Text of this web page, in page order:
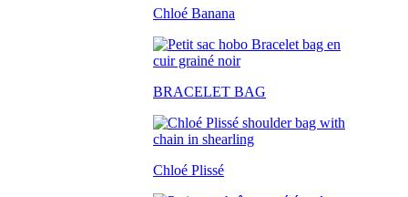
Chloé Banana
BRACELET BAG
Chloé Plissé